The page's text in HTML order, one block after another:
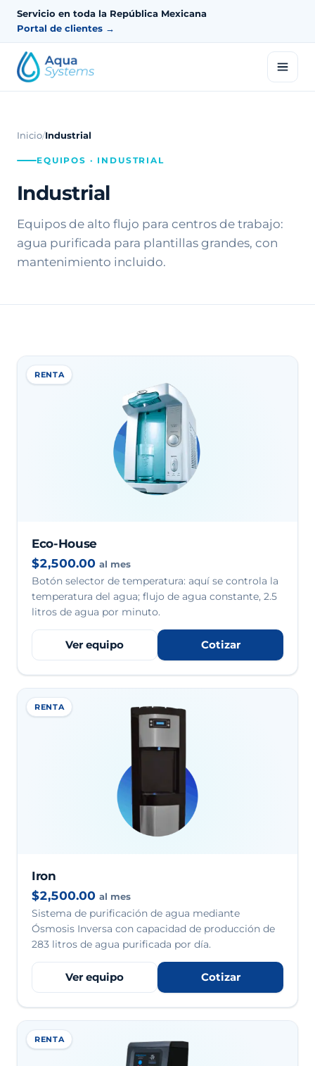
Servicio en toda la República Mexicana
Portal de clientes →
Inicio/Industrial
EQUIPOS · INDUSTRIAL
Industrial
Equipos de alto flujo para centros de trabajo:
agua purificada para plantillas grandes, con
mantenimiento incluido.
RENTA
Eco-House
$2,500.00 al mes
Botón selector de temperatura: aquí se controla la
temperatura del agua; flujo de agua constante, 2.5
litros de agua por minuto.
Ver equipo Cotizar
RENTA
Iron
$2,500.00 al mes
Sistema de purificación de agua mediante
Ósmosis Inversa con capacidad de producción de
283 litros de agua purificada por día.
Ver equipo Cotizar
RENTA